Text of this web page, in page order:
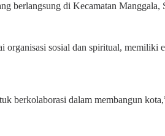
berlangsung di Kecamatan Manggala,
organisasi sosial dan spiritual, memiliki
berkolaborasi dalam membangun